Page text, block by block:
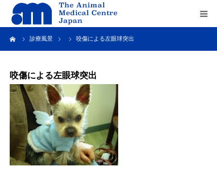
診療風景 咬傷による左眼球突出
咬傷による左眼球突出
Home
service
recruit
contact us